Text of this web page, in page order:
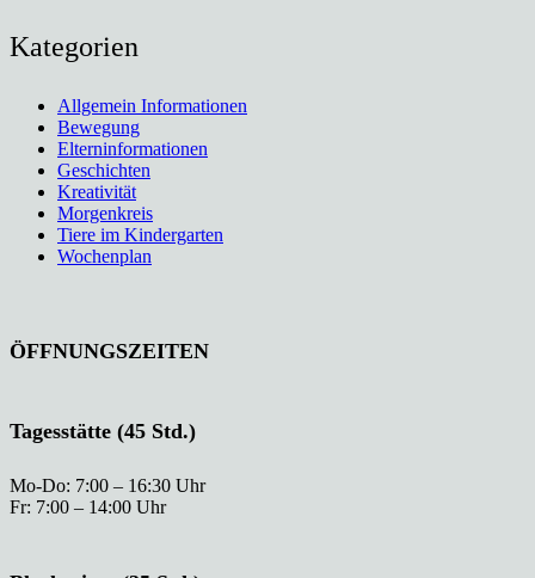
Kategorien
Allgemein Informationen
Bewegung
Elterninformationen
Geschichten
Kreativität
Morgenkreis
Tiere im Kindergarten
Wochenplan
ÖFFNUNGSZEITEN
Tagesstätte (45 Std.)
Mo-Do: 7:00 – 16:30 Uhr
Fr: 7:00 – 14:00 Uhr